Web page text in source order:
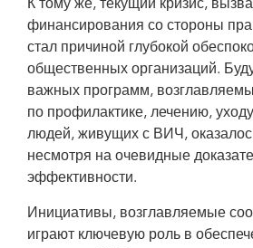
К тому же, текущий кризис,
финансирования со стороны
стал причиной глубокой
общественных организаций.
важных программ,
по профилактике, лечению,
людей, живущих с ВИЧ,
несмотря на очевидные
эффективности.
Инициативы, возглавляемые
играют ключевую роль в